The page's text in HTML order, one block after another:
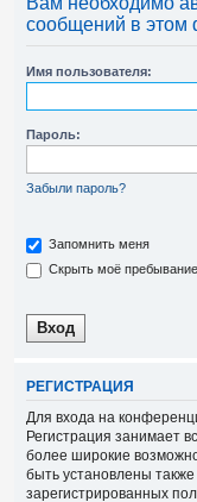
сообщений в этом
Имя пользователя:
Пароль:
Забыли пароль?
Запомнить меня
Скрыть моё
РЕГИСТРАЦИЯ
Для входа на
Регистрация занимает
более широкие
быть установлены
зарегистрированных